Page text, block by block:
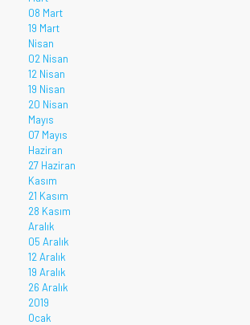
08 Mart
19 Mart
Nisan
02 Nisan
12 Nisan
19 Nisan
20 Nisan
Mayıs
07 Mayıs
Haziran
27 Haziran
Kasım
21 Kasım
28 Kasım
Aralık
05 Aralık
12 Aralık
19 Aralık
26 Aralık
2019
Ocak